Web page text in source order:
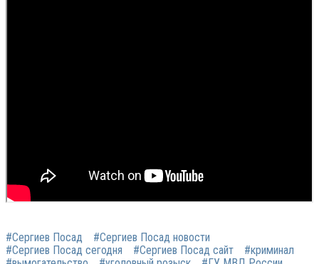
#Сергиев Посад
#Сергиев Посад новости
#Сергиев Посад сегодня
#Сергиев Посад сайт
#криминал